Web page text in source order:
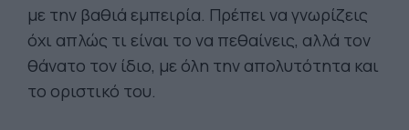
με την βαθιά εμπειρία. Πρέπει να γνωρίζεις
όχι απλώς τι είναι το να πεθαίνεις, αλλά τον
θάνατο τον ίδιο, με όλη την απολυτότητα και
το οριστικό του.